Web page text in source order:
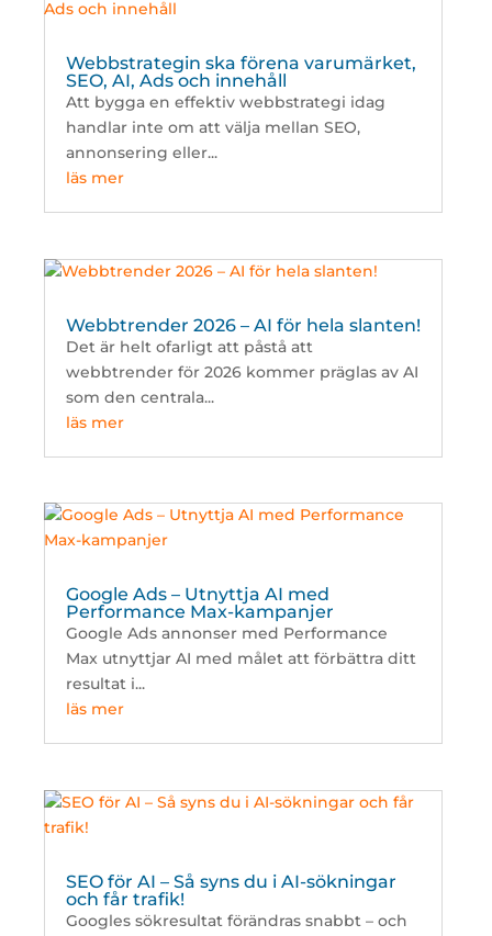
Webbstrategin ska förena varumärket,
SEO, AI, Ads och innehåll
Att bygga en effektiv webbstrategi idag
handlar inte om att välja mellan SEO,
annonsering eller...
läs mer
Webbtrender 2026 – AI för hela slanten!
Det är helt ofarligt att påstå att
webbtrender för 2026 kommer präglas av AI
som den centrala...
läs mer
Google Ads – Utnyttja AI med
Performance Max-kampanjer
Google Ads annonser med Performance
Max utnyttjar AI med målet att förbättra ditt
resultat i...
läs mer
SEO för AI – Så syns du i AI-sökningar
och får trafik!
Googles sökresultat förändras snabbt – och